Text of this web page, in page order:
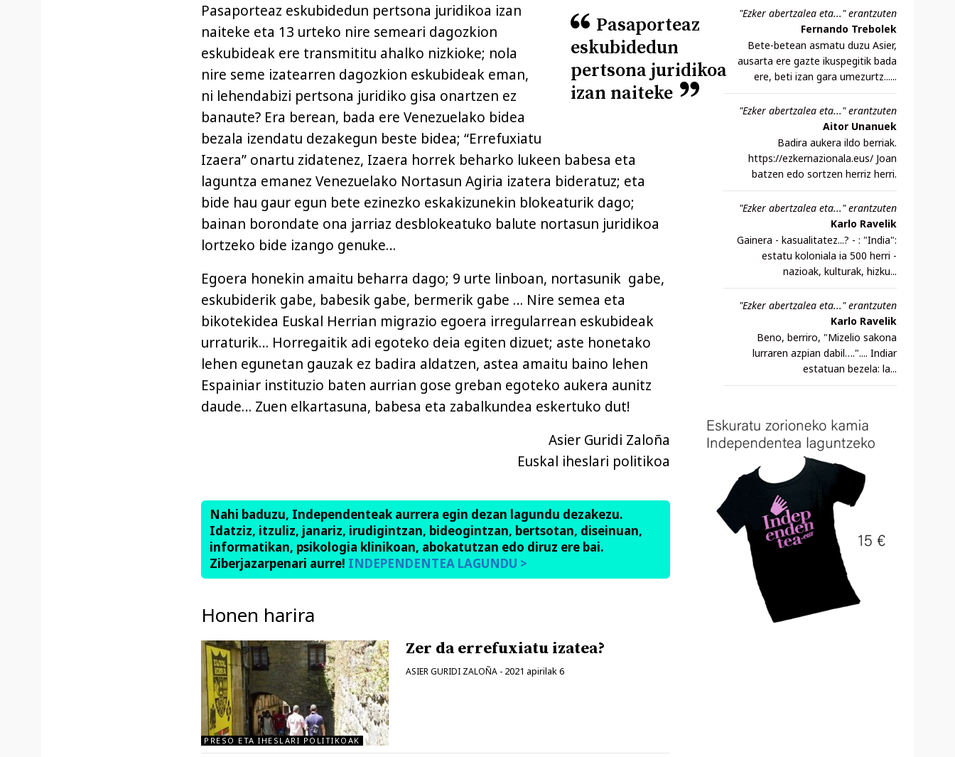
Pasaporteaz
eskubidedun
pertsona juridikoa
izan naiteke
Pasaporteaz eskubidedun pertsona juridikoa izan
naiteke eta 13 urteko nire semeari dagozkion
eskubideak ere transmititu ahalko nizkioke; nola
nire seme izatearren dagozkion eskubideak eman,
ni lehendabizi pertsona juridiko gisa onartzen ez
banaute? Era berean, bada ere Venezuelako bidea
bezala izendatu dezakegun beste bidea; “Errefuxiatu
Izaera” onartu zidatenez, Izaera horrek beharko lukeen babesa eta
laguntza emanez Venezuelako Nortasun Agiria izatera bideratuz; eta
bide hau gaur egun bete ezinezko eskakizunekin blokeaturik dago;
bainan borondate ona jarriaz desblokeatuko balute nortasun juridikoa
lortzeko bide izango genuke…
Egoera honekin amaitu beharra dago; 9 urte linboan, nortasunik gabe,
eskubiderik gabe, babesik gabe, bermerik gabe … Nire semea eta
bikotekidea Euskal Herrian migrazio egoera irregularrean eskubideak
urraturik… Horregaitik adi egoteko deia egiten dizuet; aste honetako
lehen egunetan gauzak ez badira aldatzen, astea amaitu baino lehen
Espainiar instituzio baten aurrian gose greban egoteko aukera aunitz
daude… Zuen elkartasuna, babesa eta zabalkundea eskertuko dut!
Asier Guridi Zaloña
Euskal iheslari politikoa
Nahi baduzu, Independenteak aurrera egin dezan lagundu dezakezu.
Idatziz, itzuliz, janariz, irudigintzan, bideogintzan, bertsotan, diseinuan,
informatikan, psikologia klinikoan, abokatutzan edo diruz ere bai.
Ziberjazarpenari aurre! INDEPENDENTEA LAGUNDU >
Honen harira
PRESO ETA IHESLARI POLITIKOAK
Zer da errefuxiatu izatea?
ASIER GURIDI ZALOÑA - 2021 apirilak 6
"Ezker abertzalea eta..." erantzuten
Fernando Trebolek
Bete-betean asmatu duzu Asier,
ausarta ere gazte ikuspegitik bada
ere, beti izan gara umezurtz......
"Ezker abertzalea eta..." erantzuten
Aitor Unanuek
Badira aukera ildo berriak.
https://ezkernazionala.eus/ Joan
batzen edo sortzen herriz herri.
"Ezker abertzalea eta..." erantzuten
Karlo Ravelik
Gainera - kasualitatez...? - : "India":
estatu koloniala ia 500 herri -
nazioak, kulturak, hizku...
"Ezker abertzalea eta..." erantzuten
Karlo Ravelik
Beno, berriro, "Mizelio sakona
lurraren azpian dabil….".... Indiar
estatuan bezela: la...